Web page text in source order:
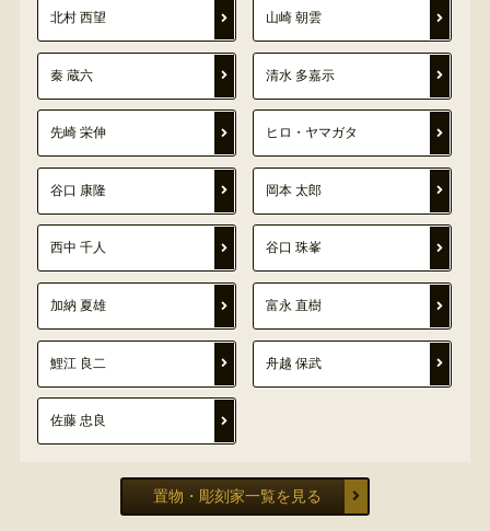
北村 西望 山崎 朝雲
秦 蔵六 清水 多嘉示
先崎 栄伸 ヒロ・ヤマガタ
谷口 康隆 岡本 太郎
西中 千人 谷口 珠峯
加納 夏雄 富永 直樹
鯉江 良二 舟越 保武
佐藤 忠良
置物・彫刻家一覧を見る